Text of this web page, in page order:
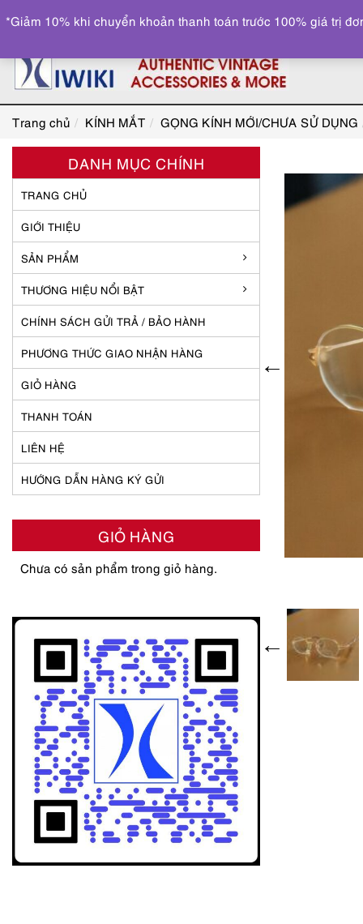
Trang chủ KÍNH MẮT GỌNG KÍNH MỚI/CHƯA SỬ DỤNG
DANH MỤC CHÍNH
TRANG CHỦ
GIỚI THIỆU
SẢN PHẨM
THƯƠNG HIỆU NỔI BẬT
CHÍNH SÁCH GỬI TRẢ / BẢO HÀNH
PHƯƠNG THỨC GIAO NHẬN HÀNG
GIỎ HÀNG
THANH TOÁN
LIÊN HỆ
HƯỚNG DẪN HÀNG KÝ GỬI
GIỎ HÀNG
Chưa có sản phẩm trong giỏ hàng.
*Giảm 10% khi chuyển khoản thanh toán trước 100% giá trị